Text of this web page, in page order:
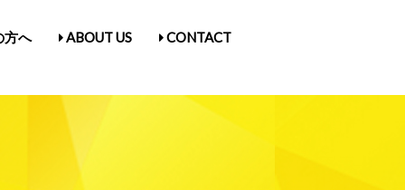
方へ ABOUT US CONTACT